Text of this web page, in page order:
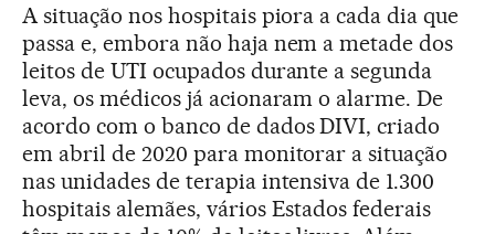
A situação nos hospitais piora a cada dia que
passa e, embora não haja nem a metade dos
leitos de UTI ocupados durante a segunda
leva, os médicos já acionaram o alarme. De
acordo com o banco de dados DIVI, criado
em abril de 2020 para monitorar a situação
nas unidades de terapia intensiva de 1.300
hospitais alemães, vários Estados federais